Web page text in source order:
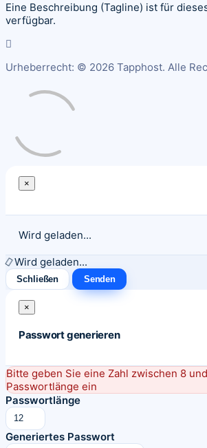
Eine Beschreibung (Tagline) ist für
verfügbar.
Urheberrecht: © 2026 Tapphost. Alle
×
Schließen
Wird geladen...
Wird geladen...
Schließen Senden
×
Passwort generieren
Bitte geben Sie eine Zahl zwischen 8
Passwortlänge ein
Passwortlänge
Generiertes Passwort